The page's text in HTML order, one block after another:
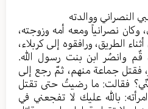
النصراني ووالدته
وكان نصرانياً ومعه أمه وزوجته،
الطريق، ورافقوه إلى كربلاء،
قٌم وانصُر ابن بنت رسول الله.
فقتل جماعة منهم، ثمّ رجع إلى
فقالت: ما رضيتُ حتى تقتل
بالله عليك لا تفجعني في